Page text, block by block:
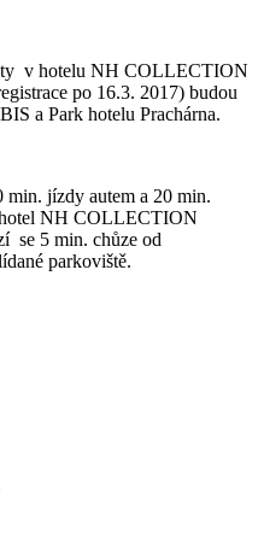
v hotelu NH COLLECTION
po 16.3. 2017) budou
a Park hotelu Prachárna.
min. jízdy autem a 20 min.
NH COLLECTION
se 5 min. chůze od
parkoviště.